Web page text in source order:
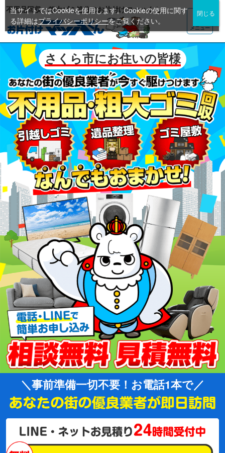
不用品回収・粗大ゴミ処分のお片付けマッハくん
メニュー
さくら市にお住いの皆様
事前準備一切不要！お電話1本で
当サイトではCookieを使用します。Cookieの使用に関す
る詳細はプライバシーポリシーをご覧ください。